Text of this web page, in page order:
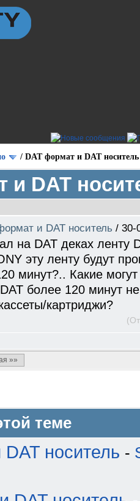
/ DAT формат и DAT носитель
и DAT
и DAT носитель / 30-
на DAT деках ленту
эту ленту будут
минут?.. Какие
более 120 минут
картриджи?
»»
теме
носитель -